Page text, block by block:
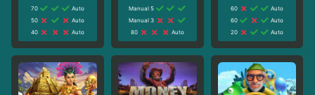
70
Auto
50
Auto
40
Auto
Manual 5
Manual 3
80
Auto
60
Auto
60
Auto
20
Auto